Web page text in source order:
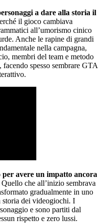
a dare alla storia il
il gioco cambiava
all’umorismo cinico
Anche le rapine di grandi
nella campagna,
membri del team e metodo
spesso sembrare GTA
avere un impatto ancora
Quello che all’inizio sembrava
gradualmente in uno
dei videogiochi. I
e sono partiti dal
rispetto e zero lussi.